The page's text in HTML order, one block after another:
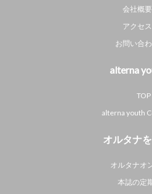
会社概要
アクセス
お問い合
alterna
TOP
alterna youth
オルタナ
オルタナオ
本誌の定